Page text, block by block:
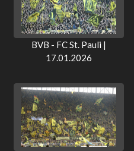
BVB - FC St. Pauli |
17.01.2026